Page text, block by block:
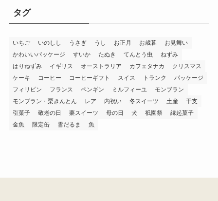
一
タグ
いちご いのしし うさぎ うし お正月 お歳暮
お見舞い
かわいいパッケージ
すいか たぬき てんとう虫
ねずみ
はりねずみ
イギリス オーストラリア カフェタナカ
クリスマス
ケーキ
コーヒー コーヒーギフト スイス トランク
パッケージ
フィリピン
フランス ペンギン ミルフィーユ
モンブラン
モンブラン・栗きんとん
レア 内祝い 冬スイーツ 土産
干支
引菓子
敬老の日 栗スイーツ 母の日 犬 祇園祭
縁起菓子
金魚
限定缶 雪だるま 魚